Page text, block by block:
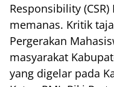
Responsibility
memanas. Kritik
Pergerakan
masyarakat
yang digelar pada